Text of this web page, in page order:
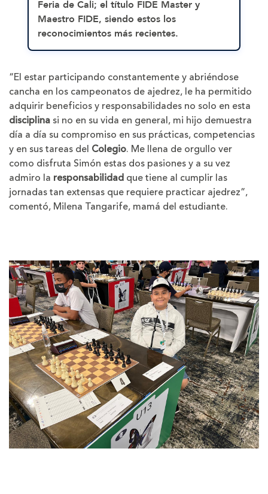
Feria de Cali; el título FIDE Master y
Maestro FIDE, siendo estos los
reconocimientos más recientes.
“El estar participando constantemente y abriéndose
cancha en los campeonatos de ajedrez, le ha permitido
adquirir beneficios y responsabilidades no solo en esta
disciplina si no en su vida en general, mi hijo demuestra
día a día su compromiso en sus prácticas, competencias
y en sus tareas del Colegio. Me llena de orgullo ver
como disfruta Simón estas dos pasiones y a su vez
admiro la responsabilidad que tiene al cumplir las
jornadas tan extensas que requiere practicar ajedrez”,
comentó, Milena Tangarife, mamá del estudiante.